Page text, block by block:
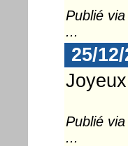
Publié
...
25/
Publié
...